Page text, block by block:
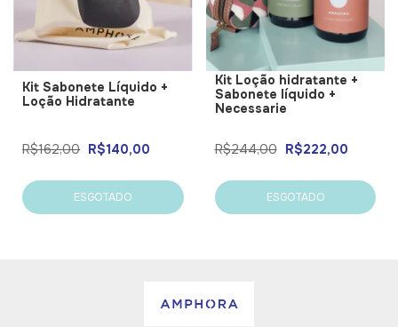
Kit Sabonete Líquido +
Loção Hidratante
R$162,00 R$140,00
ESGOTADO
Kit Loção hidratante +
Sabonete líquido +
Necessarie
R$244,00 R$222,00
ESGOTADO